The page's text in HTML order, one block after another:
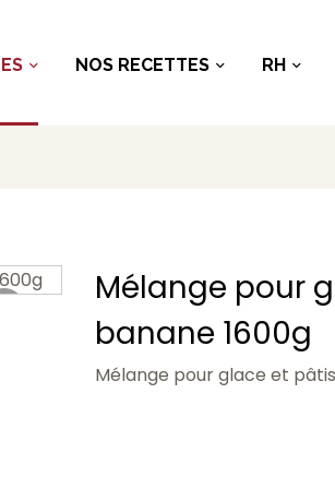
NOS RECETTES RH
Mélange pour
banane 1600g
Mélange pour glace et